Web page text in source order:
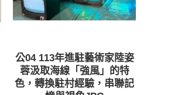
公04 113年進駐藝術家陸姿
蓉汲取海線「強風」的特
色，轉換駐村經驗，串聯記